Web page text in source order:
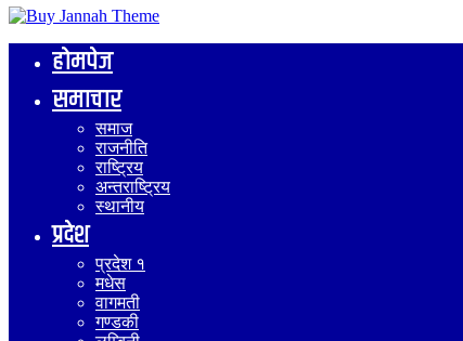
होमपेज
समाचार
समाज
राजनीति
राष्ट्रिय
अन्तराष्ट्रिय
स्थानीय
प्रदेश
प्रदेश १
मधेस
वागमती
गण्डकी